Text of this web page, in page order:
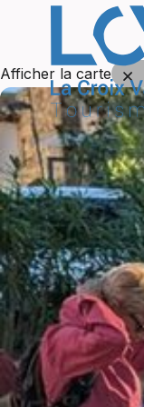
Afficher la carte